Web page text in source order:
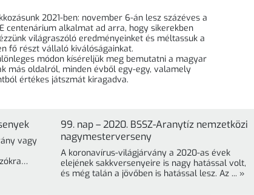
2021-ben: november 6-án lesz százéves a
centenárium alkalmat ad arra, hogy sikerekben
világraszóló eredményeinket és méltassuk a
fő részt vállaló kiválóságainkat.
módon kíséreljük meg bemutatni a magyar
más oldalról, minden évből egy-egy, valamely
értékes játszmát kiragadva.
vagy
99. nap – 2020. BSSZ-Aranytíz nemzetközi
nagymesterverseny
A koronavírus-világjárvány a 2020-as évek
elejének sakkversenyeire is nagy hatással volt,
és még talán a jövőben is hatással lesz. Az ... »